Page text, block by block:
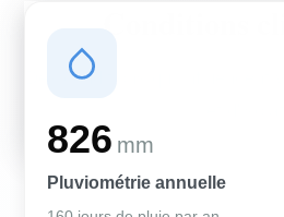
Des conditions qui
826 mm
Pluviométrie annuelle